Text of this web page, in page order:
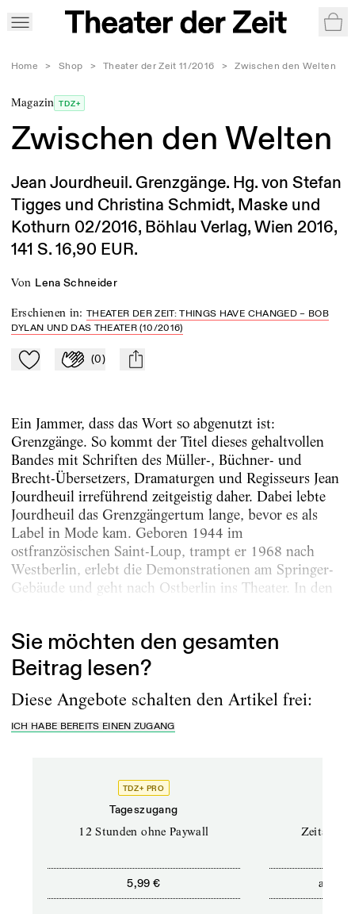
Home > Shop > Theater der Zeit 11/2016 > Zwischen den Welten
Magazin TDZ+
Zwischen den Welten
Jean Jourdheuil. Grenzgänge. Hg. von Stefan
Tigges und Christina Schmidt, Maske und
Kothurn 02/2016, Böhlau Verlag, Wien 2016,
141 S. 16,90 EUR.
von Lena Schneider
Erschienen in:THEATER DER ZEIT: THINGS HAVE CHANGED – BOB
DYLAN UND DAS THEATER (10/2016)
Zu Mein-TdZ hinzufügen
Applaudieren
(0) mail
Ein Jammer, dass das Wort so abgenutzt ist:
Grenzgänge. So kommt der Titel dieses gehaltvollen
Bandes mit Schriften des Müller-, Büchner- und
Brecht-Übersetzers, Dramaturgen und Regisseurs Jean
Jourdheuil irreführend zeitgeistig daher. Dabei lebte
Jourdheuil das Grenzgängertum lange, bevor es als
Label in Mode kam. Geboren 1944 im
ostfranzösischen Saint-Loup, trampt er 1968 nach
Westberlin, erlebt die Demonstrationen am Springer-
Gebäude und geht nach Ostberlin ins Theater. In den
Sie möchten den gesamten
Beitrag lesen?
Diese Angebote schalten den Artikel frei:
ICH HABE BEREITS EINEN ZUGANG
TDZ+ PRO
Tageszugang
12 Stunden ohne Paywall
5,99 € ab